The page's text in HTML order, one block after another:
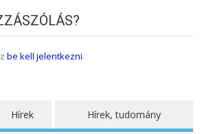
be kell jelentkezni.
Hírek Hírek, tudomány